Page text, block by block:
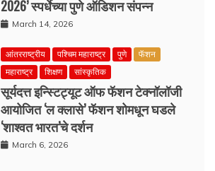
2026’ स्पर्धेच्या पुणे ऑडिशन संपन्न
March 14, 2026
आंतरराष्ट्रीय पश्चिम महाराष्ट्र पुणे
फॅशन
महाराष्ट्र
शिक्षण सांस्कृतिक
सूर्यदत्त इन्स्टिट्यूट ऑफ फॅशन टेक्नॉलॉजी
आयोजित ‘ल क्लासे’ फॅशन शोमधून घडले
‘शाश्वत भारत’चे दर्शन
March 6, 2026